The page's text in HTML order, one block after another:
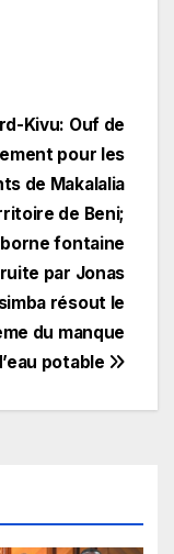
Kivu: Ouf de
pour les
de Makalalia
de Beni;
fontaine
par Jonas
résout le
du manque
potable